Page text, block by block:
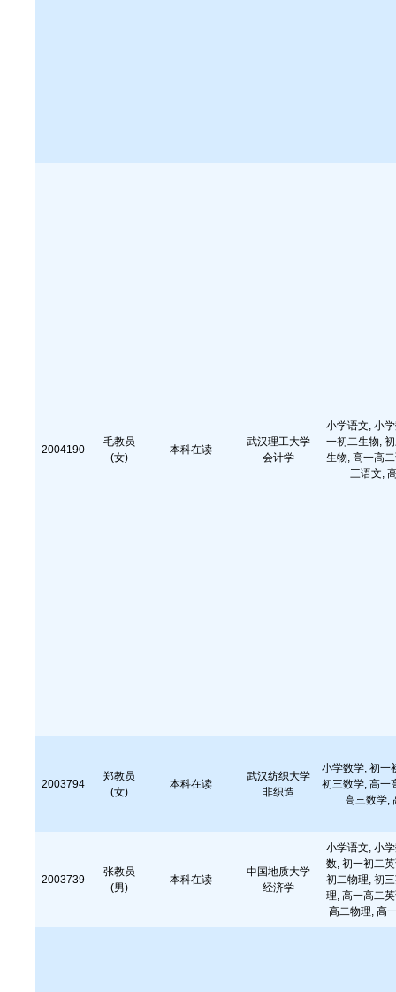
2004190
毛教员
(女)
本科在读
武汉理工大学
会计学
小学语文, 小
一初二生物,
生物, 高一高
三语文,
2003794
郑教员
(女)
本科在读
武汉纺织大学
非织造
小学数学, 初一
初三数学, 高一
高三数学,
2003739
张教员
(男)
本科在读
中国地质大学
经济学
小学语文, 小
数, 初一初二
初二物理, 初
理, 高一高二
高二物理, 高